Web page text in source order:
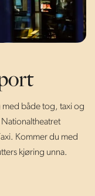
med både tog, taxi og
Kommer du med
kjøring unna.